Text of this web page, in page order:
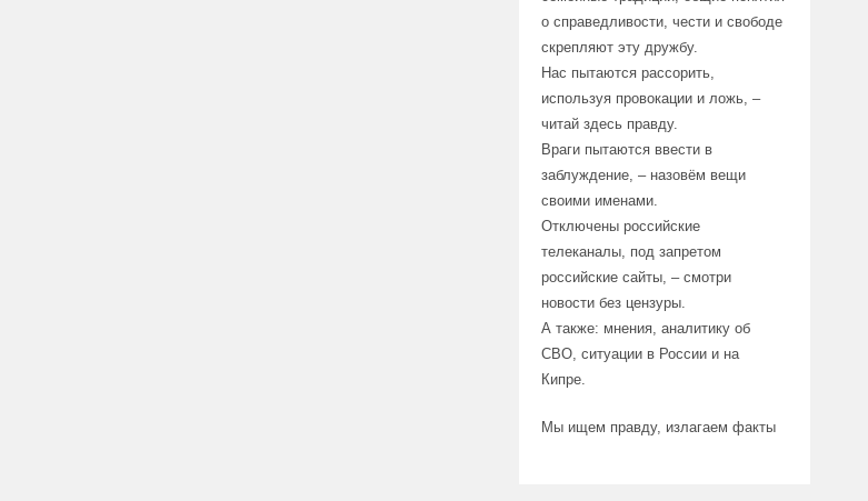
о справедливости, чести и свободе
скрепляют эту дружбу.
Нас пытаются рассорить,
используя провокации и ложь, –
читай здесь правду.
Враги пытаются ввести в
заблуждение, – назовём вещи
своими именами.
Отключены российские
телеканалы, под запретом
российские сайты, – смотри
новости без цензуры.
А также: мнения, аналитику об
СВО, ситуации в России и на
Кипре.
Мы ищем правду, излагаем факты